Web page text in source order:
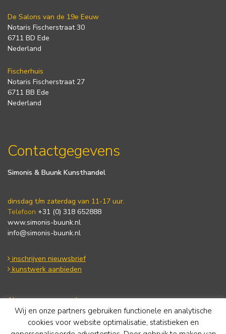
De Salons van de 19e Eeuw
Notaris Fischerstraat 30
6711 BD Ede
Nederland
Fischerhuis
Notaris Fischerstraat 27
6711 BB Ede
Nederland
Contactgegevens
Simonis & Buunk Kunsthandel
dinsdag t/m zaterdag van 11-17 uur.
Telefoon +31 (0) 318 652888
www.simonis-buunk.nl
info@simonis-buunk.nl
inschrijven nieuwsbrief
kunstwerk aanbieden
Algemene voorwaarden
Privacy statement
Cookie Policy
Disclaimer
Wij en onze partners gebruiken functionele en analytische
cookies voor website optimalisatie, statistieken en